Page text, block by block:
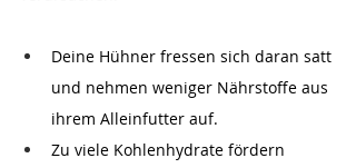
Deine Hühner fressen sich daran satt
und nehmen weniger Nährstoffe aus
ihrem Alleinfutter auf.
Zu viele Kohlenhydrate fördern